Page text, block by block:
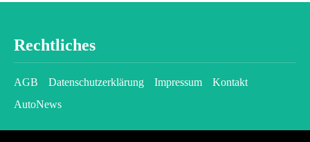
Rechtliches
AGB Datenschutzerklärung Impressum
Kontakt
AutoNews